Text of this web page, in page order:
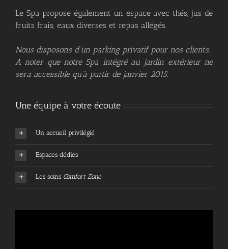
Le Spa propose également un espace avec thés, jus de
fruits frais, eaux diverses et repas allégés.
Nous disposons d’un parking privatif pour nos clients.
A noter que notre Spa intégré au jardin extérieur ne
sera accessible qu’à partir de janvier 2015.
Une équipe à votre écoute
Un accueil privilégié
Espaces dédiés
Les soins Comfort Zone